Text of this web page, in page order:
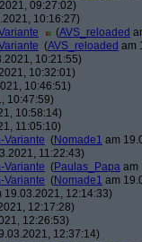
09:27:02)
10:16:27)
(AVS_reloaded
(AVS_reloaded am
10:21:55)
10:32:01)
10:46:51)
10:47:59)
10:58:14)
11:05:10)
Variante (Nomade1 am
11:22:43)
Variante (Paulas_Papa am
Variante (Nomade1 am
19.03.2021, 12:14:33)
12:17:28)
12:26:53)
12:37:14)